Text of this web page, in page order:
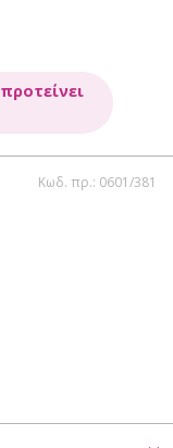
Κωδ. πρ.: 0601/381